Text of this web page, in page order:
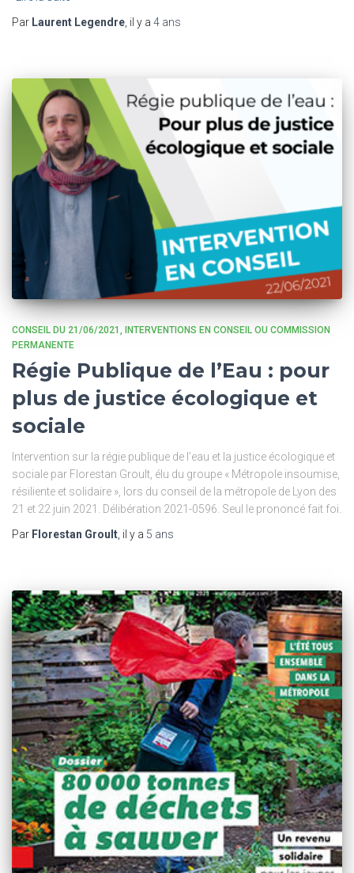
Par Laurent Legendre, il y a 4 ans
CONSEIL DU 21/06/2021
INTERVENTIONS EN CONSEIL OU COMMISSION
PERMANENTE
Régie Publique de l’Eau : pour
plus de justice écologique et
sociale
Intervention sur la régie publique de l’eau et la justice écologique et
sociale par Florestan Groult, élu du groupe « Métropole insoumise,
résiliente et solidaire », lors du conseil de la métropole de Lyon des
21 et 22 juin 2021. Délibération 2021-0596. Seul le prononcé fait foi.
Par Florestan Groult , il y a 5 ans